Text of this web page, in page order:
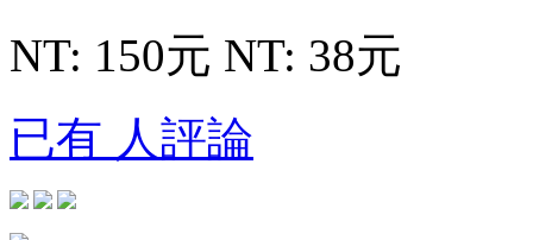
NT: 150元 NT: 38元
已有 人評論